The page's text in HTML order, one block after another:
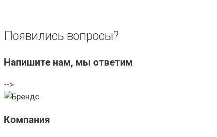
Появились вопросы?
Напишите нам, мы ответим
-->
Компания